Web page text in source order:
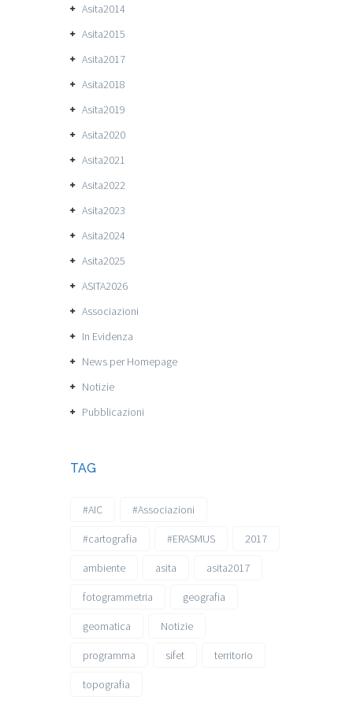
Asita2014
Asita2015
Asita2017
Asita2018
Asita2019
Asita2020
Asita2021
Asita2022
Asita2023
Asita2024
Asita2025
ASITA2026
Associazioni
In Evidenza
News per Homepage
Notizie
Pubblicazioni
TAG
#AIC #Associazioni
#cartografia #ERASMUS 2017
ambiente asita asita2017
fotogrammetria geografia
geomatica Notizie
programma sifet territorio
topografia